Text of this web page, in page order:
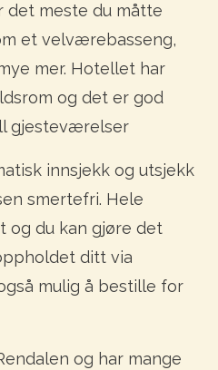
det meste du måtte
et velværebasseng,
mer. Hotellet har
og det er god
gjesteværelser
innsjekk og utsjekk
smertefri. Hele
og du kan gjøre det
ditt via
mulig å bestille for
og har mange